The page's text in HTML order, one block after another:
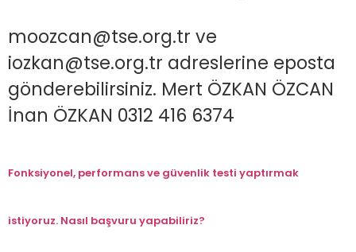
moozcan@tse.org.tr ve
iozkan@tse.org.tr adreslerine eposta
gönderebilirsiniz. Mert ÖZKAN ÖZCAN
İnan ÖZKAN 0312 416 6374
Fonksiyonel, performans ve güvenlik testi yaptırmak
istiyoruz. Nasıl başvuru yapabiliriz?